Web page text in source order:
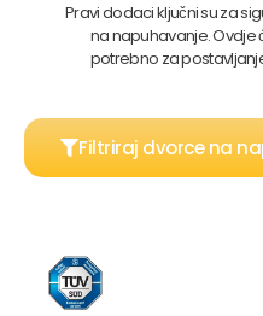
Pravi dodaci ključni su za
na napuhavanje. Ovdje
potrebno za
Filtriraj dvorce na